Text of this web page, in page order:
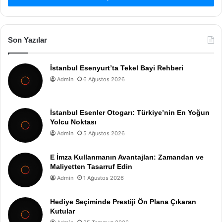
Son Yazılar
İstanbul Esenyurt’ta Tekel Bayi Rehberi
Admin 6 Ağustos 2026
İstanbul Esenler Otogarı: Türkiye’nin En Yoğun
Yolcu Noktası
Admin 5 Ağustos 2026
E İmza Kullanmanın Avantajları: Zamandan ve
Maliyetten Tasarruf Edin
Admin 1 Ağustos 2026
Hediye Seçiminde Prestiji Ön Plana Çıkaran
Kutular